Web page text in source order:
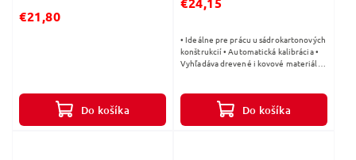
€21,80
Do košíka Do košíka
• Ideálne pre prácu u sádrokartonových
konštrukcií • Automatická kalibrácia •
Vyhľadáva drevené i kovové materiály